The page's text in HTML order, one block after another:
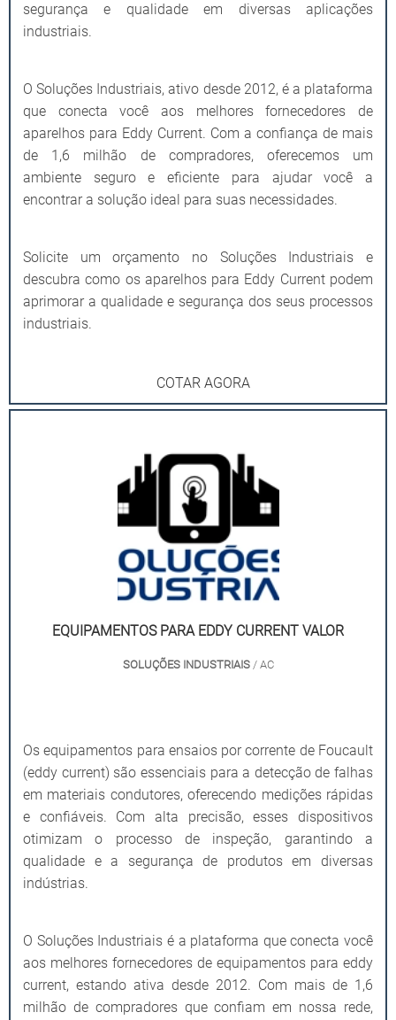
segurança e qualidade em diversas aplicações
industriais.
O Soluções Industriais, ativo desde 2012, é a plataforma
que conecta você aos melhores fornecedores de
aparelhos para Eddy Current. Com a confiança de mais
de 1,6 milhão de compradores, oferecemos um
ambiente seguro e eficiente para ajudar você a
encontrar a solução ideal para suas necessidades.
Solicite um orçamento no Soluções Industriais e
descubra como os aparelhos para Eddy Current podem
aprimorar a qualidade e segurança dos seus processos
industriais.
COTAR AGORA
EQUIPAMENTOS PARA EDDY CURRENT VALOR
SOLUÇÕES INDUSTRIAIS/ AC
Os equipamentos para ensaios por corrente de Foucault
(eddy current) são essenciais para a detecção de falhas
em materiais condutores, oferecendo medições rápidas
e confiáveis. Com alta precisão, esses dispositivos
otimizam o processo de inspeção, garantindo a
qualidade e a segurança de produtos em diversas
indústrias.
O Soluções Industriais é a plataforma que conecta você
aos melhores fornecedores de equipamentos para eddy
current, estando ativa desde 2012. Com mais de 1,6
milhão de compradores que confiam em nossa rede,